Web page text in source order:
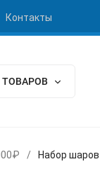
Контакты
ТОВАРОВ
/ Набор